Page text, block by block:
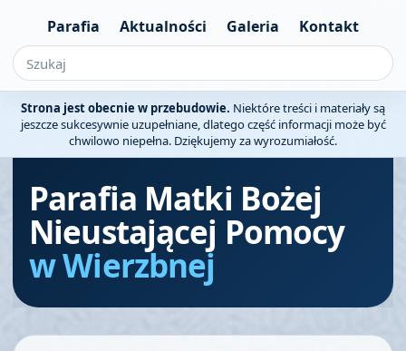
Parafia Aktualności Galeria Kontakt
Strona jest obecnie w przebudowie. Niektóre treści i materiały są
jeszcze sukcesywnie uzupełniane, dlatego część informacji może być
chwilowo niepełna. Dziękujemy za wyrozumiałość.
Parafia Matki Bożej
Nieustającej Pomocy
w Wierzbnej